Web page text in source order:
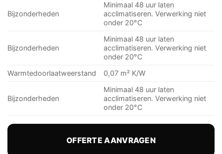
Bijzonderheden
Minimaal 48 uur laten
acclimatiseren. Verwerking niet
onder 20°C
Bijzonderheden
Minimaal 48 uur laten
acclimatiseren. Verwerking niet
onder 20°C
Warmtedoorlaatweerstand
0,07 m² K/W
Bijzonderheden
Minimaal 48 uur laten
acclimatiseren. Verwerking niet
onder 20°C
OFFERTE AANVRAGEN